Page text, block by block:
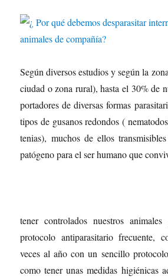
Según diversos estudios y según la
ciudad o zona rural), hasta el 30% de
portadores de diversas formas
tipos de gusanos redondos (
tenias), muchos de ellos
patógeno para el ser humano que
tener controlados nuestros
protocolo antiparasitario frecuente,
veces al año con un sencillo
como tener unas medidas higiénicas